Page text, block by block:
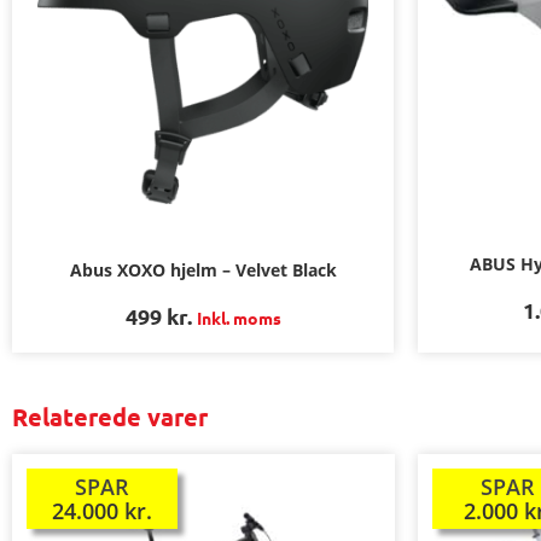
Abus XOXO hjelm – Velvet Black
499 kr. Inkl. moms
ABUS
Relaterede varer
SPAR
24.000 kr.
TILBUD!
SPAR
2.000
TILBUD!